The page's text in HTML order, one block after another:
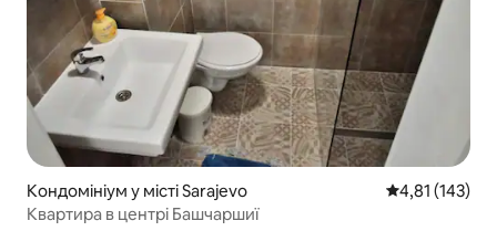
Кондомініум у місті Sarajevo Середня
4,81 (143)
Квартира в центрі Башчаршиї